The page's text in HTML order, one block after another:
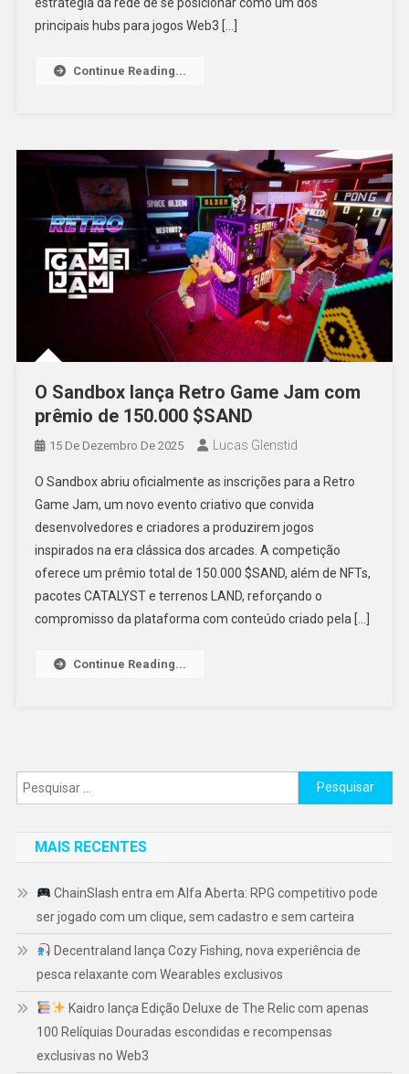
estratégia da rede de se posicionar como um dos
principais hubs para jogos Web3 […]
Continue Reading...
O Sandbox lança Retro Game Jam com
prêmio de 150.000 $SAND
15 De Dezembro De 2025 Lucas Glenstid
O Sandbox abriu oficialmente as inscrições para a Retro
Game Jam, um novo evento criativo que convida
desenvolvedores e criadores a produzirem jogos
inspirados na era clássica dos arcades. A competição
oferece um prêmio total de 150.000 $SAND, além de NFTs,
pacotes CATALYST e terrenos LAND, reforçando o
compromisso da plataforma com conteúdo criado pela […]
Continue Reading...
Pesquisar
por:
MAIS RECENTES
ChainSlash entra em Alfa Aberta: RPG competitivo pode
ser jogado com um clique, sem cadastro e sem carteira
Decentraland lança Cozy Fishing, nova experiência de
pesca relaxante com Wearables exclusivos
Kaidro lança Edição Deluxe de The Relic com apenas
100 Relíquias Douradas escondidas e recompensas
exclusivas no Web3